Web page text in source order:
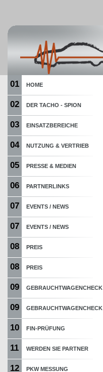
01 HOME
02 DER TACHO - SPION
03 EINSATZBEREICHE
04 NUTZUNG & VERTRIEB
05 PRESSE & MEDIEN
06 PARTNERLINKS
07 EVENTS / NEWS
07 EVENTS / NEWS
08 PREIS
08 PREIS
09 GEBRAUCHTWAGENCHECK
09 GEBRAUCHTWAGENCHECK
10 FIN-PRÜFUNG
11 WERDEN SIE PARTNER
12 PKW MESSUNG